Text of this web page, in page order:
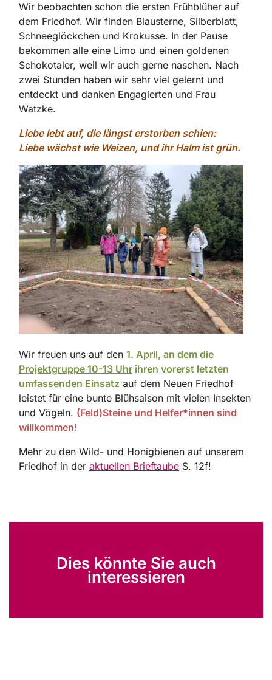
Wir beobachten schon die ersten Frühblüher auf
dem Friedhof. Wir finden Blausterne, Silberblatt,
Schneeglöckchen und Krokusse. In der Pause
bekommen alle eine Limo und einen goldenen
Schokotaler, weil wir auch gerne naschen. Nach
zwei Stunden haben wir sehr viel gelernt und
entdeckt und danken Engagierten und Frau
Watzke.
Liebe lebt auf, die längst erstorben schien:
Liebe wächst wie Weizen, und ihr Halm ist grün.
Wir freuen uns auf den 1. April, an dem die
Projektgruppe 10-13 Uhr ihren vorerst letzten
umfassenden Einsatz auf dem Neuen Friedhof
leistet für eine bunte Blühsaison mit vielen Insekten
und Vögeln. (Feld)Steine und Helfer*innen sind
willkommen!
Mehr zu den Wild- und Honigbienen auf unserem
Friedhof in der aktuellen Brieftaube S. 12f!
Dies könnte Sie auch
interessieren